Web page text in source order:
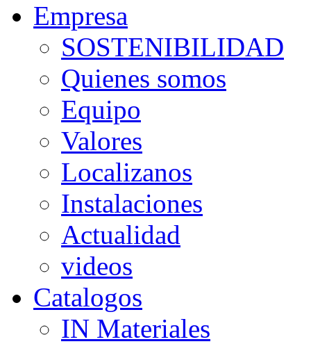
Empresa
SOSTENIBILIDAD
Quienes somos
Equipo
Valores
Localizanos
Instalaciones
Actualidad
videos
Catalogos
IN Materiales